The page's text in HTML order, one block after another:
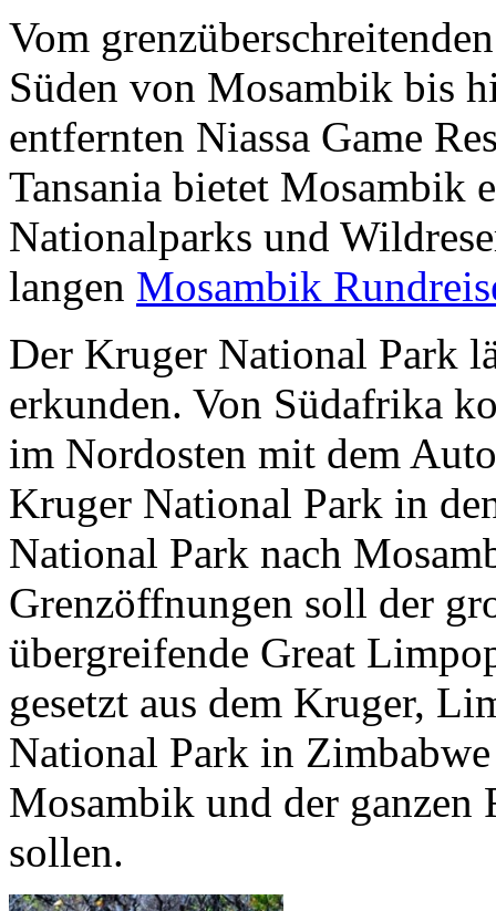
Vom
Süden von Mosambik bis
entfernten Niassa Game
Tansania bietet Mosambik
Nationalparks und
langen Mosambik
Der Kruger National Park
erkunden. Von Südafrika
im Nordosten mit dem
Kruger National Park in
National Park nach
Grenzöffnungen soll der
übergreifende Great
gesetzt aus dem Kruger,
National Park in
Mosambik und der ganzen
sollen.